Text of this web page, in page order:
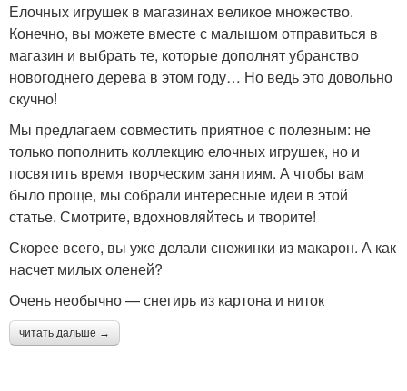
Елочных игрушек в магазинах великое множество.
Конечно, вы можете вместе с малышом отправиться в
магазин и выбрать те, которые дополнят убранство
новогоднего дерева в этом году… Но ведь это довольно
скучно!
Мы предлагаем совместить приятное с полезным: не
только пополнить коллекцию елочных игрушек, но и
посвятить время творческим занятиям. А чтобы вам
было проще, мы собрали интересные идеи в этой
статье. Смотрите, вдохновляйтесь и творите!
Скорее всего, вы уже делали снежинки из макарон. А как
насчет милых оленей?
Очень необычно — снегирь из картона и ниток
читать дальше →